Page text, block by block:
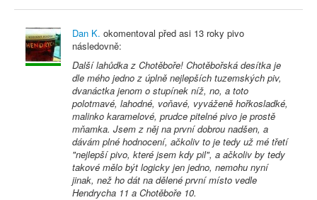
Dan K. okomentoval před asi 13 roky pivo
následovně:
Další lahůdka z Chotěboře! Chotěbořská desítka je
dle mého jedno z úplně nejlepších tuzemských piv,
dvanáctka jenom o stupínek níž, no, a toto
polotmavé, lahodné, voňavé, vyváženě hořkosladké,
malinko karamelové, prudce pitelné pivo je prostě
mňamka. Jsem z něj na první dobrou nadšen, a
dávám plné hodnocení, ačkoliv to je tedy už mé třetí
"nejlepší pivo, které jsem kdy pil", a ačkoliv by tedy
takové mělo být logicky jen jedno, nemohu nyní
jinak, než ho dát na dělené první místo vedle
Hendrycha 11 a Chotěboře 10.